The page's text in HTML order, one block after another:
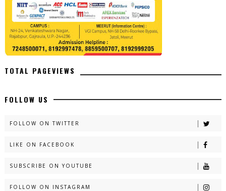
TOTAL PAGEVIEWS
FOLLOW US
FOLLOW ON TWITTER
LIKE ON FACEBOOK
SUBSCRIBE ON YOUTUBE
FOLLOW ON INSTAGRAM